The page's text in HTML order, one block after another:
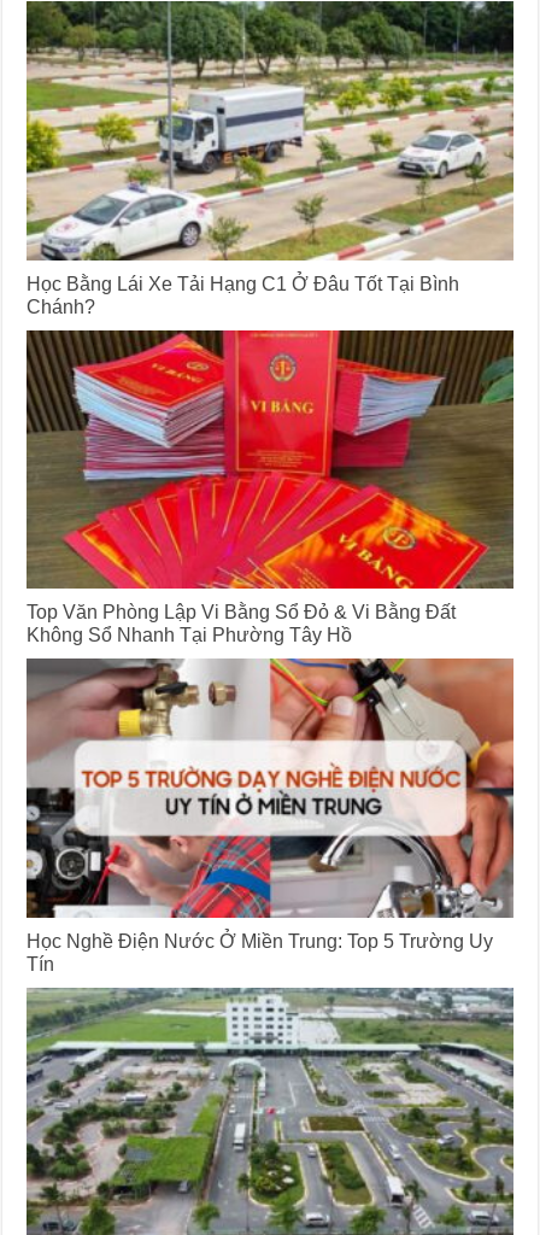
Học Bằng Lái Xe Tải Hạng C1 Ở Đâu Tốt Tại Bình
Chánh?
Top Văn Phòng Lập Vi Bằng Sổ Đỏ & Vi Bằng Đất
Không Sổ Nhanh Tại Phường Tây Hồ
Học Nghề Điện Nước Ở Miền Trung: Top 5 Trường Uy
Tín